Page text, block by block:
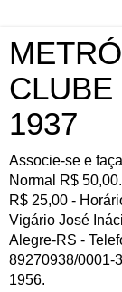
1937
Associe-se e
Normal R$
R$ 25,00 -
Vigário José
Alegre-RS -
89270938/0001-
1956.